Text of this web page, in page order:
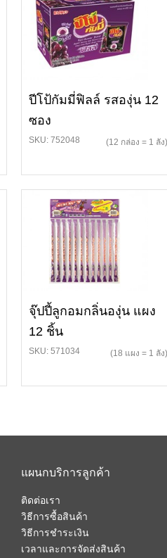
ปีโป้กัมมี่ฟิลล์ รสองุ่น 12
ซอง
SKU: 752048 (12 กล่อง = 1 ลัง)
จุ๊ปปี้ลูกอมกลิ่นองุ่น แผง
12 ชิ้น
SKU: 571034 (18 แผง = 1 ลัง)
แผนกบริการลูกค้า
ติดต่อเรา
วิธีการซื้อสินค้า
วิธีการชำระเงิน
เวลาและการจัดส่งสินค้า